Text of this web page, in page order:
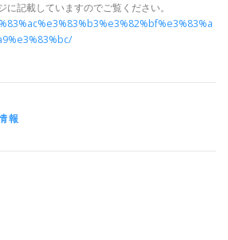
記載していますのでご覧ください。
報